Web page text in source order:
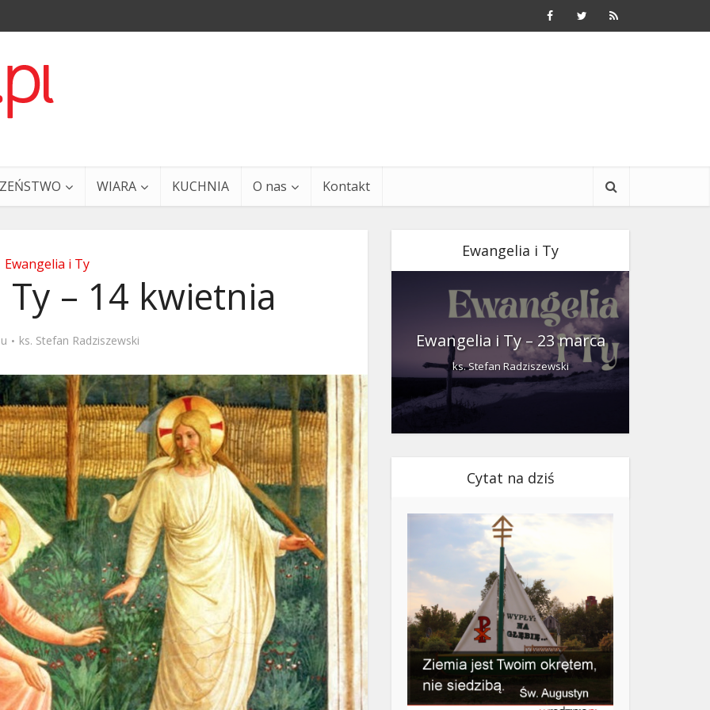
WIARA KUCHNIA O nas Kontakt
Ewangelia i Ty
– 14 kwietnia
ks. Stefan Radziszewski
Ewangelia i Ty
i Ty – 29 grudnia Ewangelia i Ty – 23 marca
ks. Stefan Radziszewski
Cytat na dziś